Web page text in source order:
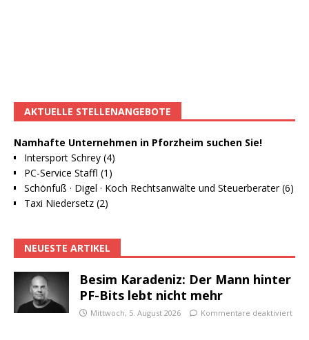
AKTUELLE STELLENANGEBOTE
Namhafte Unternehmen in Pforzheim suchen Sie!
Intersport Schrey (4)
PC-Service Staffl (1)
Schönfuß · Digel · Koch Rechtsanwälte und Steuerberater (6)
Taxi Niedersetz (2)
NEUESTE ARTIKEL
Besim Karadeniz: Der Mann hinter
PF-Bits lebt nicht mehr
Mittwoch, 5. August 2026 Kommentare deaktiviert